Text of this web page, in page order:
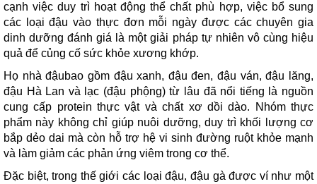
cạnh việc duy trì hoạt động thể chất phù hợp, việc bổ sung
các loại đậu vào thực đơn mỗi ngày được các chuyên gia
dinh dưỡng đánh giá là một giải pháp tự nhiên vô cùng hiệu
quả để củng cố sức khỏe xương khớp.
Họ nhà đậubao gồm đậu xanh, đậu đen, đậu ván, đậu lăng,
đậu Hà Lan và lạc (đậu phộng) từ lâu đã nổi tiếng là nguồn
cung cấp protein thực vật và chất xơ dồi dào. Nhóm thực
phẩm này không chỉ giúp nuôi dưỡng, duy trì khối lượng cơ
bắp dẻo dai mà còn hỗ trợ hệ vi sinh đường ruột khỏe mạnh
và làm giảm các phản ứng viêm trong cơ thể.
Đặc biệt, trong thế giới các loại đậu, đậu gà được ví như một